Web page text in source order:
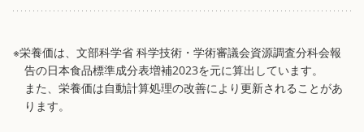
※栄養価は、文部科学省 科学技術・学術審議会資源調査分科会報
告の日本食品標準成分表増補2023を元に算出しています。
また、栄養価は自動計算処理の改善により更新されることがあ
ります。